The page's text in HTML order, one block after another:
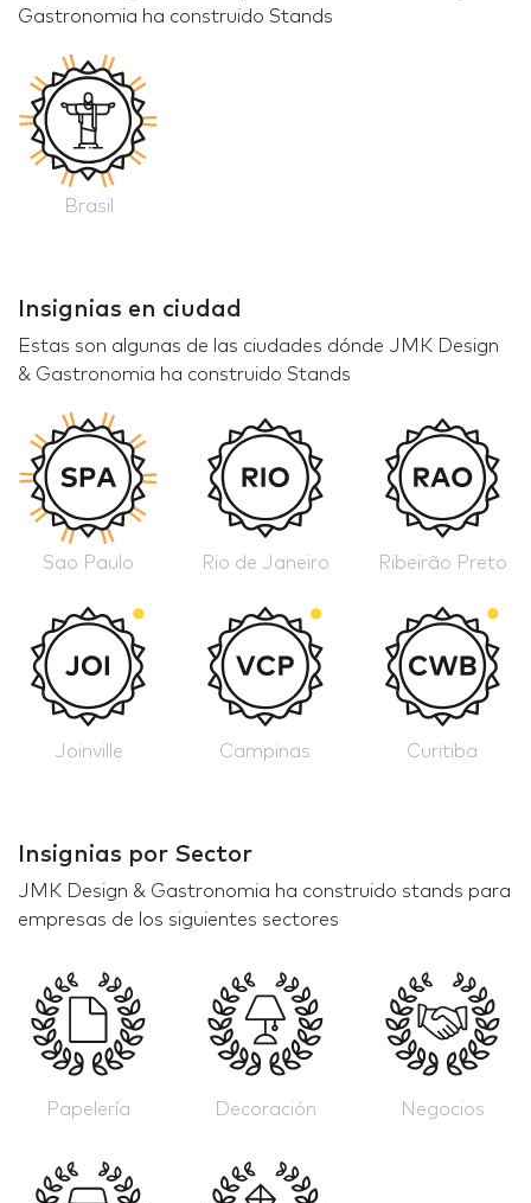
Gastronomia ha construido Stands
Brasil
Insignias en ciudad
Estas son algunas de las ciudades dónde JMK Design
& Gastronomia ha construido Stands
Sao Paulo Rio de Janeiro Ribeirão Preto
Joinville Campinas Curitiba
Insignias por Sector
JMK Design & Gastronomia ha construido stands para
empresas de los siguientes sectores
Papelería Decoración Negocios